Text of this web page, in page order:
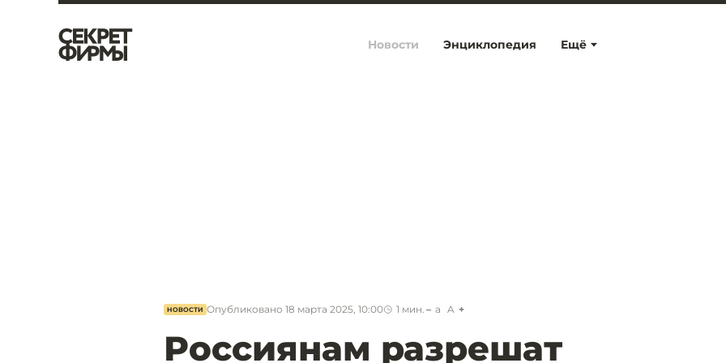
Ещё
Новости Энциклопедия
НОВОСТИ Опубликовано 18 марта 2025, 10:00 1 мин. a A
Россиянам разрешат